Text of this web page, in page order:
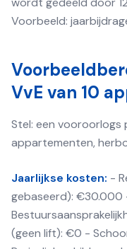
Voorbeeld:
VvE van 10
Stel: een vooroorlogs
appartementen,
Jaarlijkse kosten: -
gebaseerd):
(geen lift): €0 -